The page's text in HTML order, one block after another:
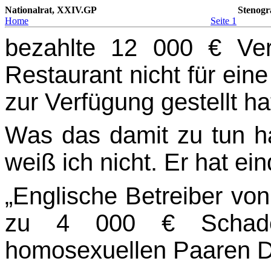
Nationalrat, XXIV.GP
Home
Seite 1
bezahlte 12 000 €
Restaurant nicht für
zur Verfügung gestellt
Was das damit zu tun
weiß ich nicht. Er hat
„Englische Betreiber
zu 4 000 €
homosexuellen Paaren